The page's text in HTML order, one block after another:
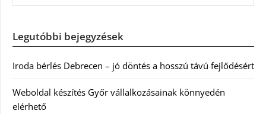
Legutóbbi bejegyzések
Iroda bérlés Debrecen – jó döntés a hosszú távú fejlődésért
Weboldal készítés Győr vállalkozásainak könnyedén
elérhető